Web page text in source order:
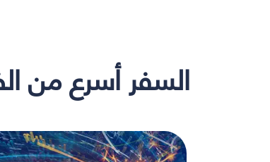
السفر أسرع من